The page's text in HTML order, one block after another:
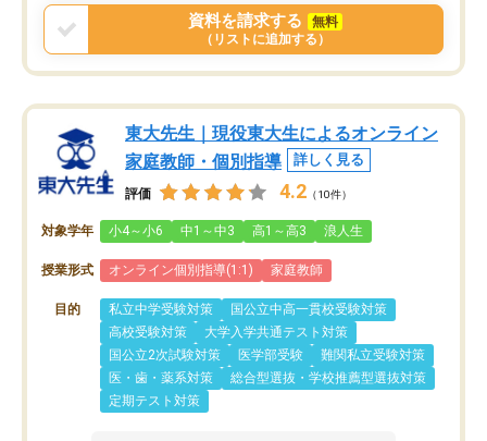
資料を請求する
無料
（リストに追加する）
東大先生｜現役東大生によるオンライン
家庭教師・個別指導
詳しく見る
評価 4.2 （10件）
対象学年 小4～小6 中1～中3 高1～高3 浪人生
授業形式 オンライン個別指導(1:1) 家庭教師
目的 私立中学受験対策
国公立中高一貫校受験対策
高校受験対策
大学入学共通テスト対策
国公立2次試験対策
医学部受験
難関私立受験対策
医・歯・薬系対策
総合型選抜・学校推薦型選抜対策
定期テスト対策